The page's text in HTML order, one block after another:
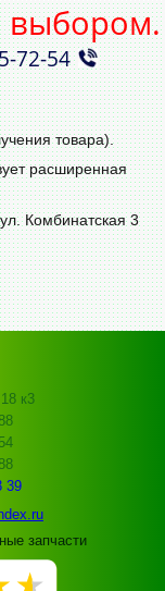
выбором.
товара).
расширенная
Комбинатская 3
к3
39
запчасти